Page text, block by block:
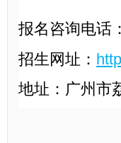
报名咨询电话：
招生网址：
地址：广州市